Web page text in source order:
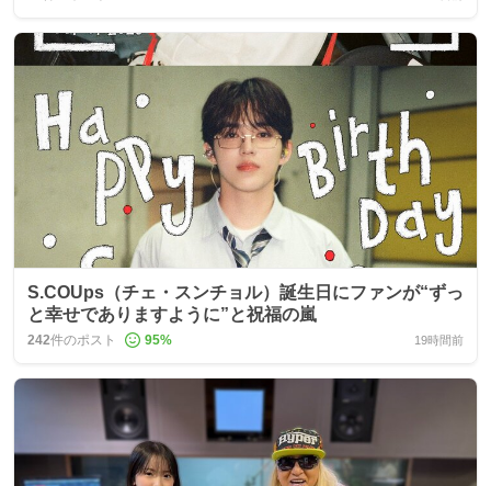
S.COUps（チェ・スンチョル）誕生日にファンが“ずっ
と幸せでありますように”と祝福の嵐
242件のポスト 95% 19時間前